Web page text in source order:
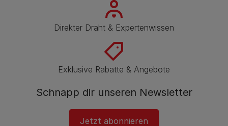
Direkter Draht & Expertenwissen
Exklusive Rabatte & Angebote
Schnapp dir unseren Newsletter
Jetzt abonnieren